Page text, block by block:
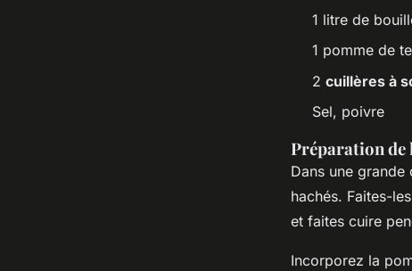
1 litre de
1 pomme de
2 cuillères à
Sel, poivre
Préparation de
Dans une grande
hachés. Faites-
et faites cuire
Incorporez la